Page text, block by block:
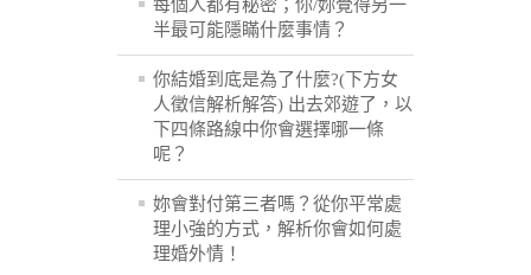
每個人都有秘密；你/妳覺得另一
半最可能隱瞞什麼事情？
你結婚到底是為了什麼?(下方女
人徵信解析解答) 出去郊遊了，以
下四條路線中你會選擇哪一條
呢？
妳會對付第三者嗎？從你平常處
理小強的方式，解析你會如何處
理婚外情！